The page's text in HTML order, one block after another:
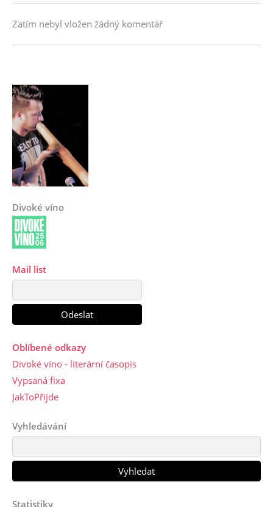
Zatím nebyl vložen žádný komentář
Divoké víno
Mail list
Oblíbené odkazy
Divoké víno - literární časopis
Vypsaná fixa
JakToPřijde
Vyhledávání
Statistiky